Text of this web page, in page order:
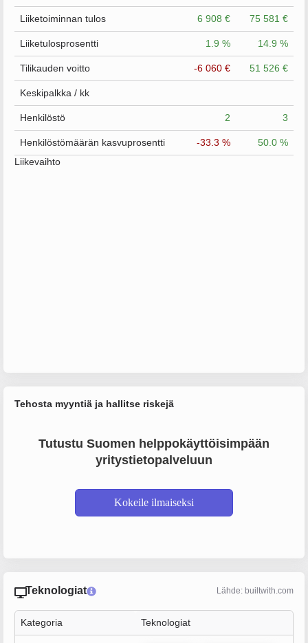
Liiketoiminnan tulos 6 908 € 75 581 €
Liiketulosprosentti 1.9 % 14.9 %
Tilikauden voitto -6 060 € 51 526 €
Keskipalkka / kk
Henkilöstö 2 3
Henkilöstömäärän kasvuprosentti -33.3 %
50.0 %
Liikevaihto
Tehosta myyntiä ja hallitse riskejä
Tutustu Suomen helppokäyttöisimpään
yritystietopalveluun
Kokeile ilmaiseksi
Teknologiat Lähde: builtwith.com
Kategoria Teknologiat